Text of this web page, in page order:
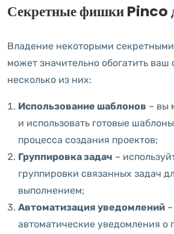
Секретные фишки Pinco
Владение некоторыми
может значительно обогатить ваш
несколько из них:
Использование шаблонов – вы
и использовать готовые
процесса создания проектов;
Группировка задач –
группировки связанных задач
выполнением;
Автоматизация уведомлений
автоматические уведомления о